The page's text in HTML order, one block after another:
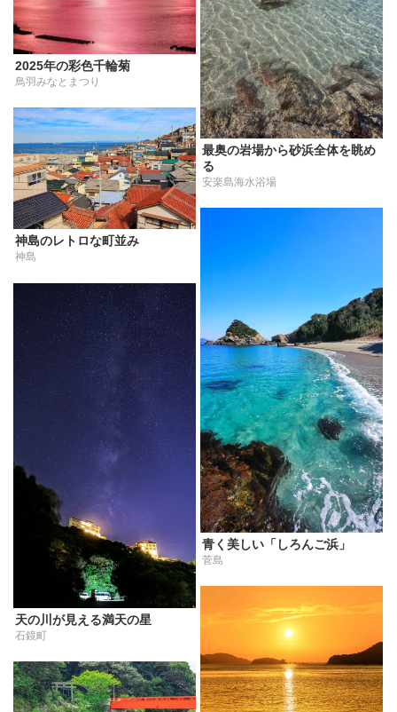
2025年の彩色千輪菊
鳥羽みなとまつり
最奥の岩場から砂浜全体を眺め
る
安楽島海水浴場
神島のレトロな町並み
神島
青く美しい「しろんご浜」
菅島
天の川が見える満天の星
石鏡町